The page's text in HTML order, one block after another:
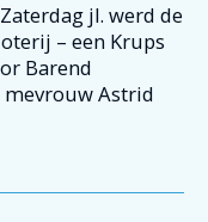
jl. werd de
– een Krups
Barend
Astrid